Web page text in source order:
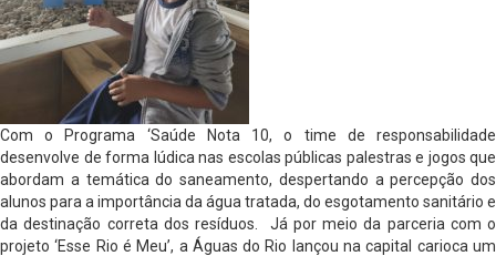
Com o Programa ‘Saúde Nota 10, o time de responsabilidade
desenvolve de forma lúdica nas escolas públicas palestras e jogos que
abordam a temática do saneamento, despertando a percepção dos
alunos para a importância da água tratada, do esgotamento sanitário e
da destinação correta dos resíduos. Já por meio da parceria com o
projeto ‘Esse Rio é Meu’, a Águas do Rio lançou na capital carioca um